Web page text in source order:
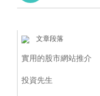
文章段落
實用的股市網站推介
投資先生